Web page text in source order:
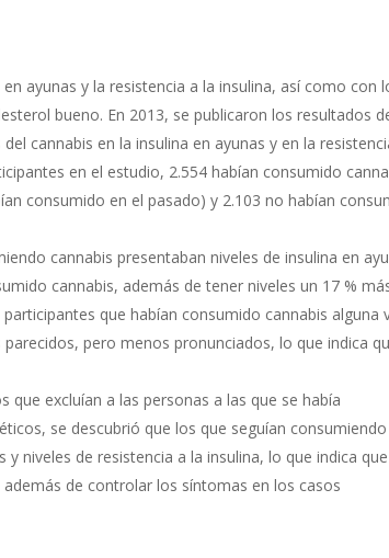
ayunas y la resistencia a la insulina, así como con
bueno. En 2013, se publicaron los resultados
cannabis en la insulina en ayunas y en la
en el estudio, 2.554 habían consumido
consumido en el pasado) y 2.103 no habían
cannabis presentaban niveles de insulina en
cannabis, además de tener niveles un 17 %
que habían consumido cannabis alguna
pero menos pronunciados, lo que indica
excluían a las personas a las que se había
se descubrió que los que seguían consumiendo
niveles de resistencia a la insulina, lo que indica
de controlar los síntomas en los casos